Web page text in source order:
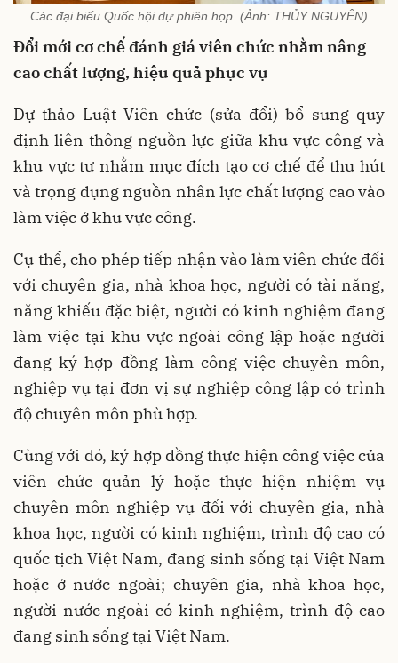
Các đại biểu Quốc hội dự phiên họp. (Ảnh: THỦY NGUYÊN)
Đổi mới cơ chế đánh giá viên chức nhằm nâng
cao chất lượng, hiệu quả phục vụ
Dự thảo Luật Viên chức (sửa đổi) bổ sung quy
định liên thông nguồn lực giữa khu vực công và
khu vực tư nhằm mục đích tạo cơ chế để thu hút
và trọng dụng nguồn nhân lực chất lượng cao vào
làm việc ở khu vực công.
Cụ thể, cho phép tiếp nhận vào làm viên chức đối
với chuyên gia, nhà khoa học, người có tài năng,
năng khiếu đặc biệt, người có kinh nghiệm đang
làm việc tại khu vực ngoài công lập hoặc người
đang ký hợp đồng làm công việc chuyên môn,
nghiệp vụ tại đơn vị sự nghiệp công lập có trình
độ chuyên môn phù hợp.
Cùng với đó, ký hợp đồng thực hiện công việc của
viên chức quản lý hoặc thực hiện nhiệm vụ
chuyên môn nghiệp vụ đối với chuyên gia, nhà
khoa học, người có kinh nghiệm, trình độ cao có
quốc tịch Việt Nam, đang sinh sống tại Việt Nam
hoặc ở nước ngoài; chuyên gia, nhà khoa học,
người nước ngoài có kinh nghiệm, trình độ cao
đang sinh sống tại Việt Nam.